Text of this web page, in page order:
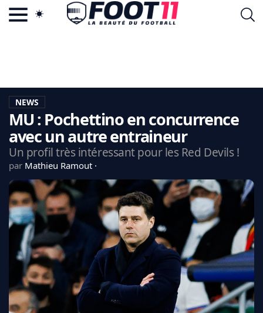
LA CHARTE
VIE PRIVÉE
CGU
CONTACTEZ-NOUS
MERCATO
CDM 2026
EDF
PSG
LIGUE 1
REAL MADRID
FC BARCELONE
MANCHESTER UNITED
CHELSEA
NEWS
MU : Pochettino en concurrence
avec un autre entraineur
Un profil très intéressant pour les Red Devils !
par Mathieu Ramout